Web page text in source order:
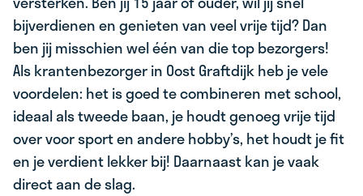
bijverdienen en genieten van veel vrije tijd? Dan
ben jij misschien wel één van die top bezorgers!
Als krantenbezorger in Oost Graftdijk heb je vele
voordelen: het is goed te combineren met school,
ideaal als tweede baan, je houdt genoeg vrije tijd
over voor sport en andere hobby’s, het houdt je fit
en je verdient lekker bij! Daarnaast kan je vaak
direct aan de slag.